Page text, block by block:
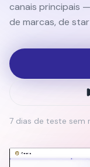
canais principais
de marcas, de
7 dias de teste sem